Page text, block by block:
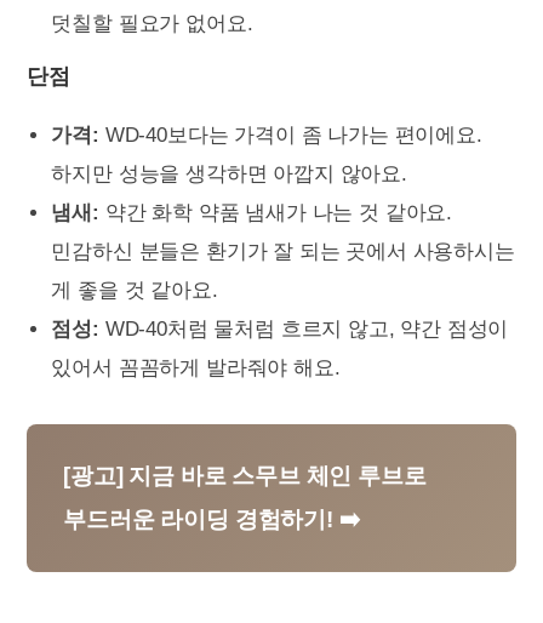
덧칠할 필요가 없어요.
단점
가격: WD-40보다는 가격이 좀 나가는 편이에요.
하지만 성능을 생각하면 아깝지 않아요.
냄새: 약간 화학 약품 냄새가 나는 것 같아요.
민감하신 분들은 환기가 잘 되는 곳에서 사용하시는
게 좋을 것 같아요.
점성: WD-40처럼 물처럼 흐르지 않고, 약간 점성이
있어서 꼼꼼하게 발라줘야 해요.
[광고] 지금 바로 스무브 체인 루브로
부드러운 라이딩 경험하기! ➡️